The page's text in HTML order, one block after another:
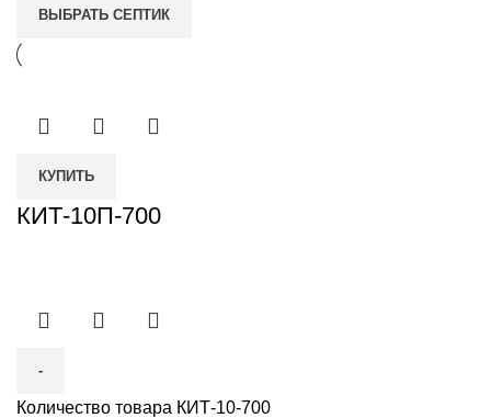
ВЫБРАТЬ СЕПТИК
КУПИТЬ
КИТ-10П-700
Количество товара КИТ-10-700